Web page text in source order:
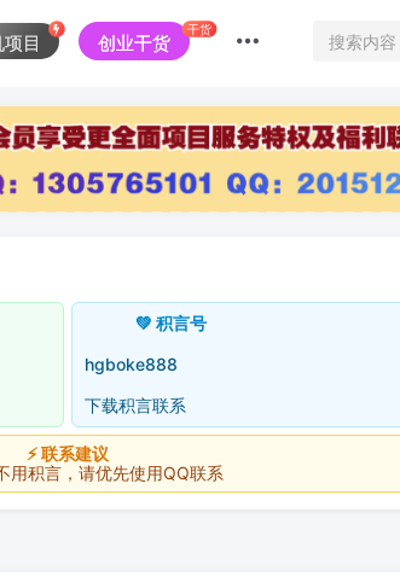
目 创业干货
干货
💚 积言号
hgboke888
下载积言联系
⚡ 联系建议
言，请优先使用QQ联系